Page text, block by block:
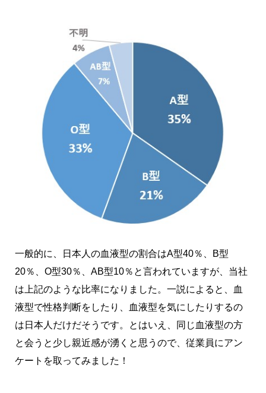
一般的に、日本人の血液型の割合はA型40％、B型
20％、O型30％、AB型10％と言われていますが、当社
は上記のような比率になりました。一説によると、血
液型で性格判断をしたり、血液型を気にしたりするの
は日本人だけだそうです。とはいえ、同じ血液型の方
と会うと少し親近感が湧くと思うので、従業員にアン
ケートを取ってみました！